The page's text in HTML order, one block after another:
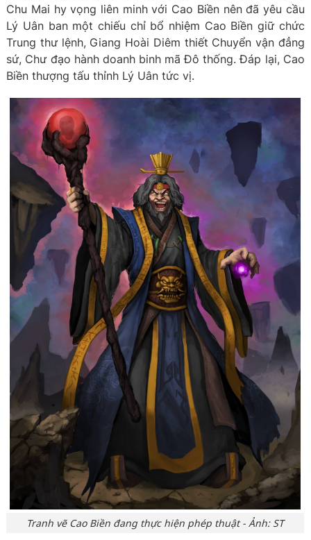
Chu Mai hy vọng liên minh với Cao Biền nên đã yêu cầu
Lý Uân ban một chiếu chỉ bổ nhiệm Cao Biền giữ chức
Trung thư lệnh, Giang Hoài Diêm thiết Chuyển vận đẳng
sứ, Chư đạo hành doanh binh mã Đô thống. Đáp lại, Cao
Biền thượng tấu thỉnh Lý Uân tức vị.
Tranh vẽ Cao Biền đang thực hiện phép thuật - Ảnh: ST